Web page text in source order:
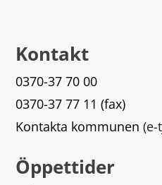
Kontakt
0370-37 70 00
0370-37 77 11 (fax)
Kontakta kommunen (e-
Öppettider